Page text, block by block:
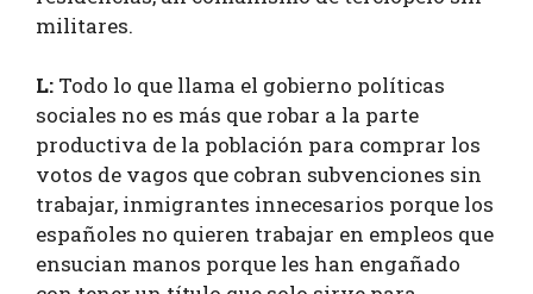
militares.
L: Todo lo que llama el gobierno políticas
sociales no es más que robar a la parte
productiva de la población para comprar los
votos de vagos que cobran subvenciones sin
trabajar, inmigrantes innecesarios porque los
españoles no quieren trabajar en empleos que
ensucian manos porque les han engañado